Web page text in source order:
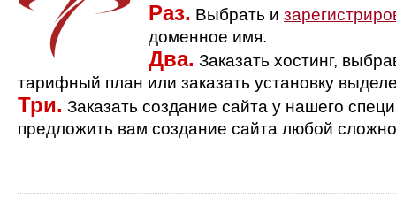
Раз. Выбрать и
доменное имя.
Два. Заказать хостинг,
тарифный план или заказать установку
Три. Заказать создание сайта у нашего
предложить вам создание сайта любой